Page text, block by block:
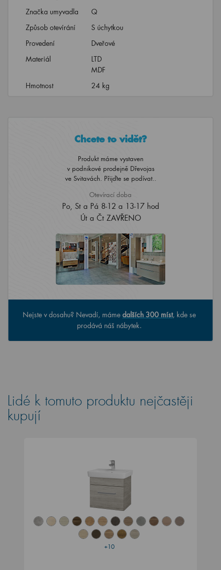
Značka umyvadla
Q
Způsob otevírání
S úchytkou
Provedení
Dveřové
Materiál
LTD
MDF
Hmotnost
24 kg
Chcete to vidět?
Produkt máme vystaven
v podnikové prodejně Dřevojas
ve Svitavách. Přijďte se podívat..
Otevírací doba
Po, St a Pá 8-12 a 13-17 hod
Út a Čt ZAVŘENO
Nejste v dosahu? Nevadí, máme dalších 300 míst, kde se
prodává náš nábytek.
Lidé k tomuto produktu nejčastěji
kupují
+10